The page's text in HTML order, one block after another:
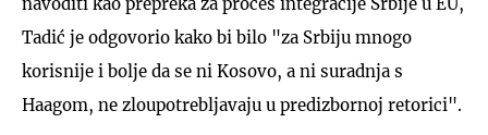
Tadić je odgovorio kako bi bilo "za Srbiju mnogo
korisnije i bolje da se ni Kosovo, a ni suradnja s
Haagom, ne zloupotrebljavaju u predizbornoj retorici".